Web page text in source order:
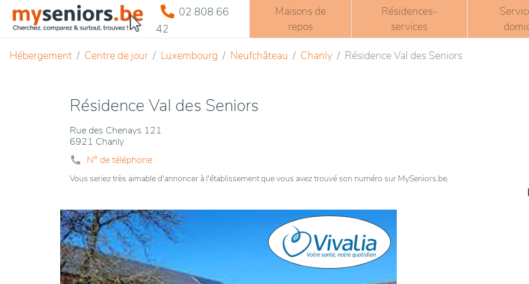
02 808 66
42
Maisons de
repos
Résidences-
services
Hébergement Centre de jour Luxembourg Neufchâteau Chanly Résidence Val des Seniors
Résidence Val des Seniors
Rue des Chenays 121
6921 Chanly
N° de téléphone
Vous seriez très aimable d'annoncer à l'établissement que vous avez trouvé son numéro sur MySeniors.be.